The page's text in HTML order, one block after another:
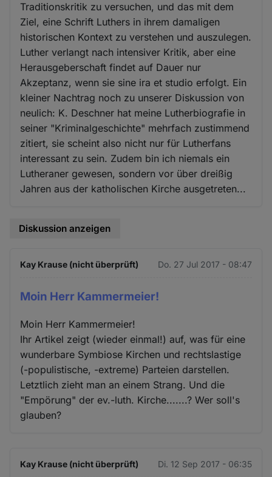
Traditionskritik zu versuchen, und das mit dem
Ziel, eine Schrift Luthers in ihrem damaligen
historischen Kontext zu verstehen und auszulegen.
Luther verlangt nach intensiver Kritik, aber eine
Herausgeberschaft findet auf Dauer nur
Akzeptanz, wenn sie sine ira et studio erfolgt. Ein
kleiner Nachtrag noch zu unserer Diskussion von
neulich: K. Deschner hat meine Lutherbiografie in
seiner "Kriminalgeschichte" mehrfach zustimmend
zitiert, sie scheint also nicht nur für Lutherfans
interessant zu sein. Zudem bin ich niemals ein
Lutheraner gewesen, sondern vor über dreißig
Jahren aus der katholischen Kirche ausgetreten...
Diskussion anzeigen
Kay Krause (nicht überprüft) Do. 27 Jul 2017 - 08:47
Moin Herr Kammermeier!
Moin Herr Kammermeier!
Ihr Artikel zeigt (wieder einmal!) auf, was für eine
wunderbare Symbiose Kirchen und rechtslastige
(-populistische, -extreme) Parteien darstellen.
Letztlich zieht man an einem Strang. Und die
"Empörung" der ev.-luth. Kirche.......? Wer soll's
glauben?
Kay Krause (nicht überprüft) Di. 12 Sep 2017 - 06:35